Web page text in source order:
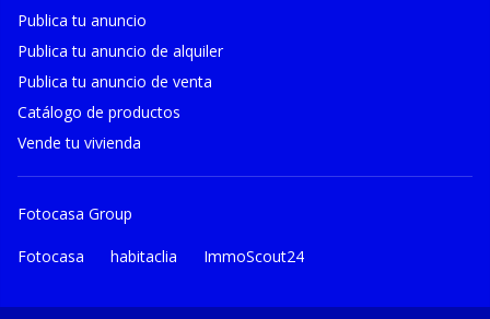
Publica tu anuncio
Publica tu anuncio de alquiler
Publica tu anuncio de venta
Catálogo de productos
Vende tu vivienda
Fotocasa Group
Fotocasa habitaclia ImmoScout24